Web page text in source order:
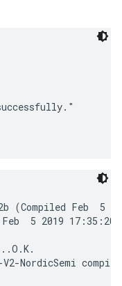
(Compiled Feb  5
5 2019 17:35:20
V2-NordicSemi